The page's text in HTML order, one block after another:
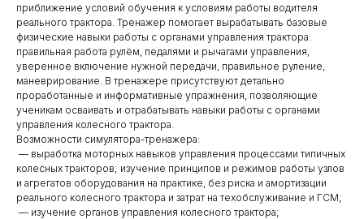
приближение условий обучения к условиям работы водителя
реального трактора. Тренажер помогает вырабатывать базовые
физические навыки работы с органами управления трактора:
правильная работа рулём, педалями и рычагами управления,
уверенное включение нужной передачи, правильное руление,
маневрирование. В тренажере присутствуют детально
проработанные и информативные упражнения, позволяющие
ученикам осваивать и отрабатывать навыки работы с органами
управления колесного трактора.
Возможности симулятора-тренажера:
— выработка моторных навыков управления процессами типичных
колесных тракторов; изучение принципов и режимов работы узлов
и агрегатов оборудования на практике, без риска и амортизации
реального колесного трактора и затрат на техобслуживание и ГСМ;
— изучение органов управления колесного трактора;